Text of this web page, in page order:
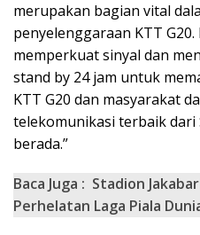
merupakan bagian vital
penyelenggaraan KTT
memperkuat sinyal dan
stand by 24 jam untuk
KTT G20 dan masyarakat
telekomunikasi terbaik
berada.”
Baca Juga : Stadion
Perhelatan Laga Piala